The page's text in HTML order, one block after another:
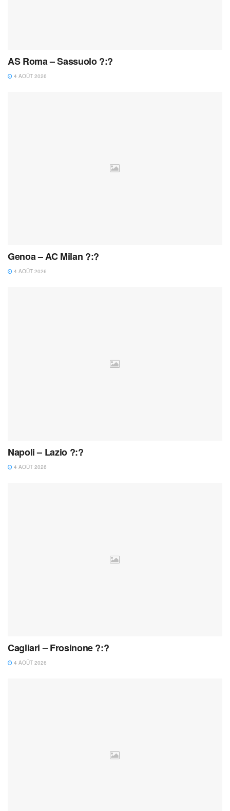
AS Roma – Sassuolo ?:?
4 AOÛT 2026
Genoa – AC Milan ?:?
4 AOÛT 2026
Napoli – Lazio ?:?
4 AOÛT 2026
Cagliari – Frosinone ?:?
4 AOÛT 2026